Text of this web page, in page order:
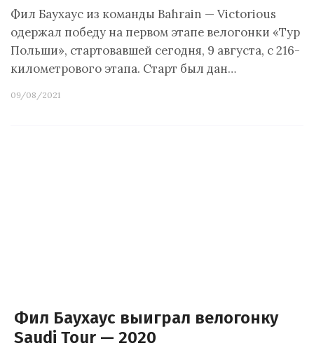
Фил Баухаус из команды Bahrain — Victorious
одержал победу на первом этапе велогонки «Тур
Польши», стартовавшей сегодня, 9 августа, с 216-
километрового этапа. Старт был дан…
09/08/2021
Фил Баухаус выиграл велогонку
Saudi Tour — 2020